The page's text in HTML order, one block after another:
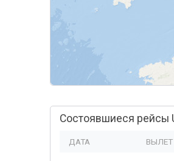
Состоявшиеся рейсы
ДАТА